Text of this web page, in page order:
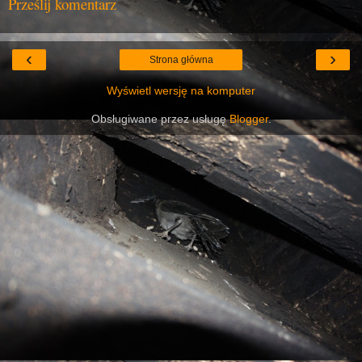
‹ ›
Strona główna
Wyświetl wersję na komputer
Obsługiwane przez usługęBlogger.